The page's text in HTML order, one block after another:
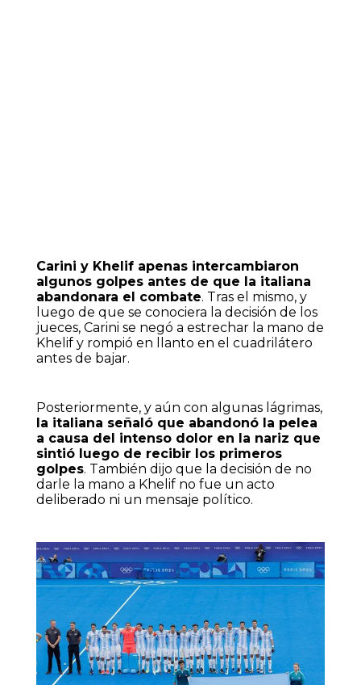
Carini y Khelif apenas intercambiaron
algunos golpes antes de que la italiana
abandonara el combate. Tras el mismo, y
luego de que se conociera la decisión de los
jueces, Carini se negó a estrechar la mano de
Khelif y rompió en llanto en el cuadrilátero
antes de bajar.
Posteriormente, y aún con algunas lágrimas,
la italiana señaló que abandonó la pelea
a causa del intenso dolor en la nariz que
sintió luego de recibir los primeros
golpes. También dijo que la decisión de no
darle la mano a Khelif no fue un acto
deliberado ni un mensaje político.